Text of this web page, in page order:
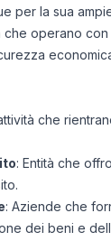
per la sua
operano
che
: Entità che
: Aziende che
dei beni e